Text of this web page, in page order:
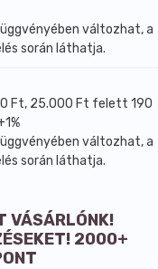
változhat, a
során láthatja.
Ft, 25.000 Ft felett 190
változhat, a
során láthatja.
VÁSÁRLÓNK!
2000+